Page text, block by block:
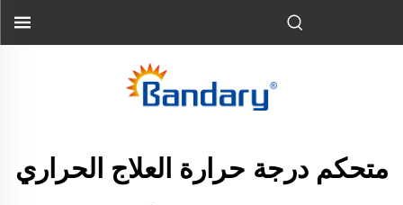
متحكم درجة حرارة العلاج الحراري